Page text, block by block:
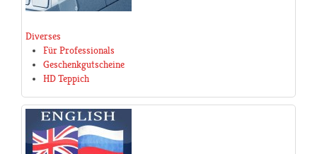
Diverses
Für Professionals
Geschenkgutscheine
HD Teppich